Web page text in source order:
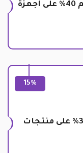
كود خصم تافولا 2026 بنسبة خصم 40% على أجهزة
15%
كود خصم Tavola بنسبة خصم 35% على منتجات